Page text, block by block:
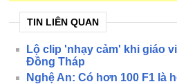
TIN LIÊN QUAN
Lộ clip 'nhạy cảm' khi giáo
Đồng Tháp
Nghệ An: Có hơn 100 F1 là